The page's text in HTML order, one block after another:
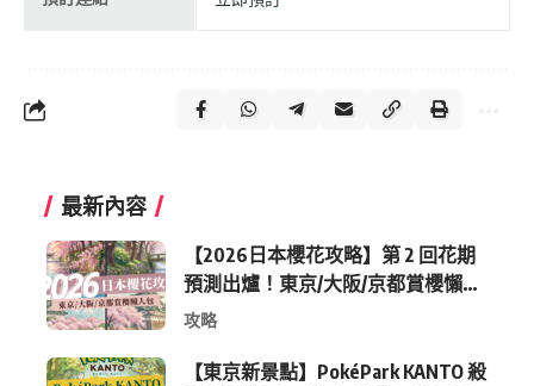
最新內容
【2026日本櫻花攻略】第 2 回花期
預測出爐！東京/大阪/京都賞櫻懶人
包 (附最新時間表)
攻略
【東京新景點】PokéPark KANTO 殺